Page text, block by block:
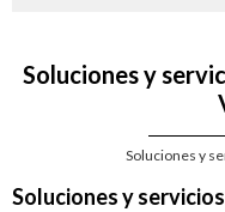
Soluciones y
Soluciones y
Soluciones y